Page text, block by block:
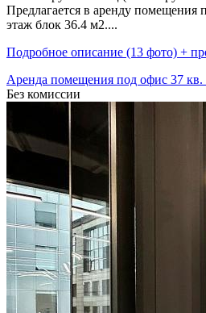
Предлагается в аренду помещения
этаж блок 36.4 м2....
Подробное описание (13 фото) +
Аренда помещения под офис 37
Без комиссии